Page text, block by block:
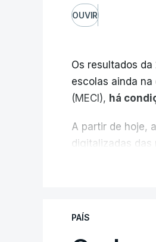
OUVIR
Os resultados da
escolas ainda
(MECI), há
A partir de hoje,
digitalizadas
exames
processo"
PAÍS